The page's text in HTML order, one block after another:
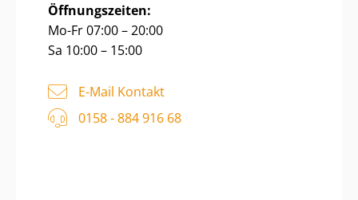
Öffnungszeiten:
Mo-Fr 07:00 – 20:00
Sa 10:00 – 15:00
E-Mail Kontakt
0158 - 884 916 68